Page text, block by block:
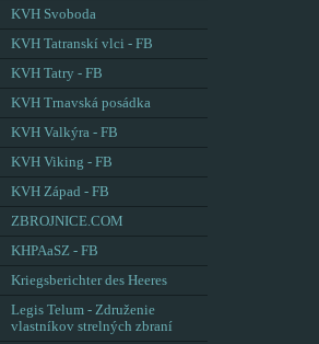
KVH Svoboda
KVH Tatranskí vlci - FB
KVH Tatry - FB
KVH Trnavská posádka
KVH Valkýra - FB
KVH Viking - FB
KVH Západ - FB
ZBROJNICE.COM
KHPAaSZ - FB
Kriegsberichter des Heeres
Legis Telum - Združenie
vlastníkov strelných zbraní